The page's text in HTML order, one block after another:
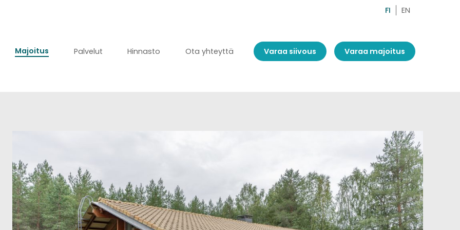
FI EN
Majoitus Palvelut Hinnasto Ota yhteyttä Varaa siivous Varaa majoitus